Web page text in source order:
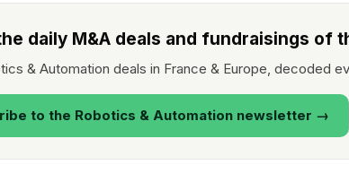
daily M&A deals and fundraisings of
& Automation deals in France & Europe, decoded
to the Robotics & Automation newsletter →